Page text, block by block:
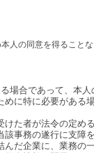
人の同意を得ること
場合であって、本人
に特に必要がある
た者が法令の定め
事務の遂行に支障
んだ企業に、業務の